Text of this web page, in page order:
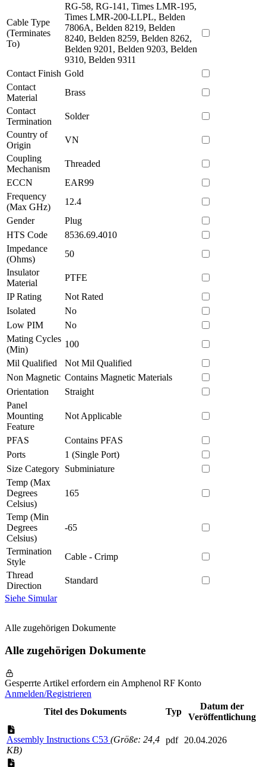
Cable Type
(Terminates
To)
RG-58, RG-141, Times LMR-195,
Times LMR-200-LLPL, Belden
7806A, Belden 8219, Belden
8240, Belden 8259, Belden 8262,
Belden 9201, Belden 9203, Belden
9310, Belden 9311
Contact Finish Gold
Contact
Material
Brass
Contact
Termination
Solder
Country of
Origin
VN
Coupling
Mechanism
Threaded
ECCN
EAR99
Frequency
(Max GHz)
12.4
Gender
Plug
HTS Code
8536.69.4010
Impedance
(Ohms)
50
Insulator
Material
PTFE
IP Rating
Not Rated
Isolated
No
Low PIM
No
Mating Cycles
(Min)
100
Mil Qualified
Not Mil Qualified
Non Magnetic Contains Magnetic Materials
Orientation
Straight
Panel
Mounting
Feature
Not Applicable
PFAS
Contains PFAS
Ports
1 (Single Port)
Size Category Subminiature
Temp (Max
Degrees
Celsius)
165
Temp (Min
Degrees
Celsius)
-65
Termination
Style
Cable - Crimp
Thread
Direction
Standard
Siehe Simular
Alle zugehörigen Dokumente
Alle zugehörigen Dokumente
Gesperrte Artikel erfordern ein Amphenol RF Konto
Anmelden/Registrieren
Titel des Dokuments
Typ
Datum der
Veröffentlichung
Assembly Instructions C53 (Größe: 24,4
KB)
pdf 20.04.2026